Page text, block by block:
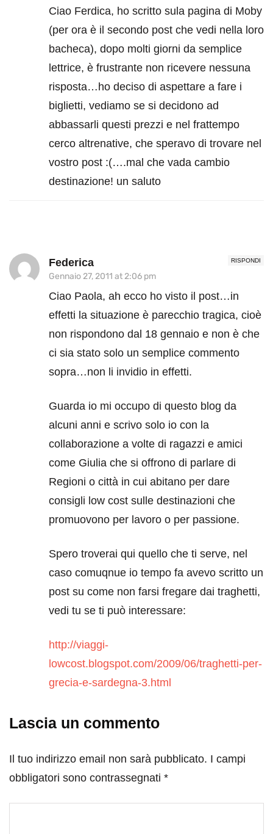
Ciao Ferdica, ho scritto sula pagina di Moby
(per ora è il secondo post che vedi nella loro
bacheca), dopo molti giorni da semplice
lettrice, è frustrante non ricevere nessuna
risposta…ho deciso di aspettare a fare i
biglietti, vediamo se si decidono ad
abbassarli questi prezzi e nel frattempo
cerco altrenative, che speravo di trovare nel
vostro post :(….mal che vada cambio
destinazione! un saluto
RISPONDI
Federica
Gennaio 27, 2011 at 2:06 pm
Ciao Paola, ah ecco ho visto il post…in
effetti la situazione è parecchio tragica, cioè
non rispondono dal 18 gennaio e non è che
ci sia stato solo un semplice commento
sopra…non li invidio in effetti.
Guarda io mi occupo di questo blog da
alcuni anni e scrivo solo io con la
collaborazione a volte di ragazzi e amici
come Giulia che si offrono di parlare di
Regioni o città in cui abitano per dare
consigli low cost sulle destinazioni che
promuovono per lavoro o per passione.
Spero troverai qui quello che ti serve, nel
caso comuqnue io tempo fa avevo scritto un
post su come non farsi fregare dai traghetti,
vedi tu se ti può interessare:
http://viaggi-
lowcost.blogspot.com/2009/06/traghetti-per-
grecia-e-sardegna-3.html
Lascia un commento
Il tuo indirizzo email non sarà pubblicato. I campi
obbligatori sono contrassegnati *